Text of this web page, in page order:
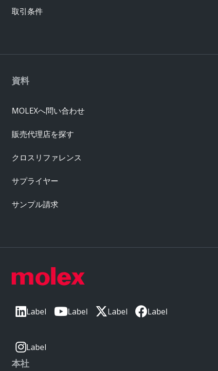
Label Label Label Label
Label
本社
資料
MOLEXへ問い合わせ
販売代理店を探す
クロスリファレンス
サプライヤー
サンプル請求
取引条件